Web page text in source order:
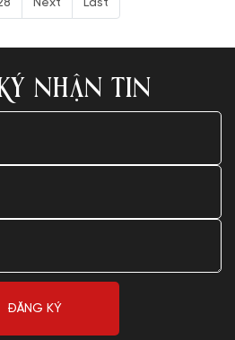
Next Last
NHẬN TIN